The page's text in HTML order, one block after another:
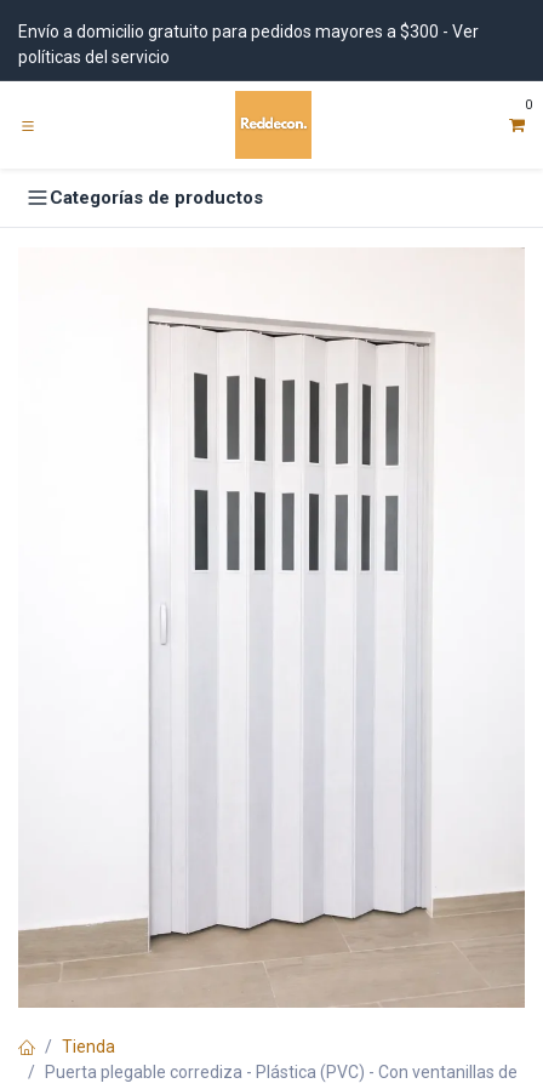
Envío a domicilio gratuito para pedidos mayores a $300 - Ver
políticas del servicio
0
Categorías de productos
Tienda
Puerta plegable corrediza - Plástica (PVC) - Con ventanillas de